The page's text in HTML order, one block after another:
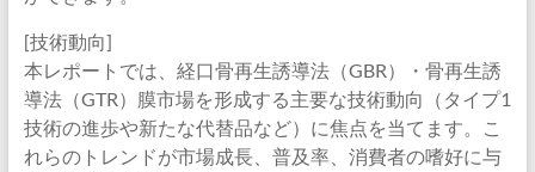
[技術動向]
本レポートでは、経口骨再生誘導法（GBR）・骨再生誘
導法（GTR）膜市場を形成する主要な技術動向（タイプ1
技術の進歩や新たな代替品など）に焦点を当てます。こ
れらのトレンドが市場成長、普及率、消費者の嗜好に与